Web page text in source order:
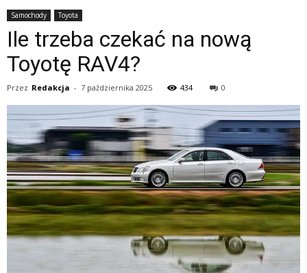
Samochody Toyota
Ile trzeba czekać na nową
Toyotę RAV4?
Przez Redakcja - 7 października 2025 434 0